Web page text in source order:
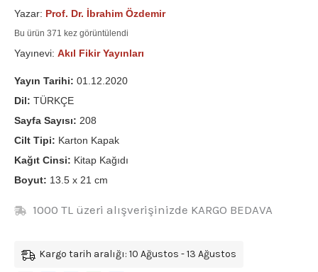
Yazar: Prof. Dr. İbrahim Özdemir
Bu ürün 371 kez görüntülendi
Yayınevi: Akıl Fikir Yayınları
Yayın Tarihi: 01.12.2020
Dil: TÜRKÇE
Sayfa Sayısı: 208
Cilt Tipi: Karton Kapak
Kağıt Cinsi: Kitap Kağıdı
Boyut: 13.5 x 21 cm
1000 TL üzeri alışverişinizde KARGO BEDAVA
Kargo tarih aralığı: 10 Ağustos - 13 Ağustos